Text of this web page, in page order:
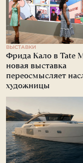
ВЫСТАВКИ
Фрида Кало в Tate
новая выставка
переосмысляет
художницы